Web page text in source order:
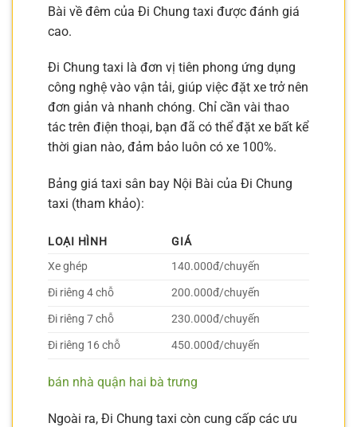
Bài về đêm của Đi Chung taxi được đánh giá
cao.
Đi Chung taxi là đơn vị tiên phong ứng dụng
công nghệ vào vận tải, giúp việc đặt xe trở nên
đơn giản và nhanh chóng. Chỉ cần vài thao
tác trên điện thoại, bạn đã có thể đặt xe bất kể
thời gian nào, đảm bảo luôn có xe 100%.
Bảng giá taxi sân bay Nội Bài của Đi Chung
taxi (tham khảo):
LOẠI HÌNH
GIÁ
Xe ghép
140.000đ/chuyến
Đi riêng 4 chỗ
200.000đ/chuyến
Đi riêng 7 chỗ
230.000đ/chuyến
Đi riêng 16 chỗ
450.000đ/chuyến
bán nhà quận hai bà trưng
Ngoài ra, Đi Chung taxi còn cung cấp các ưu